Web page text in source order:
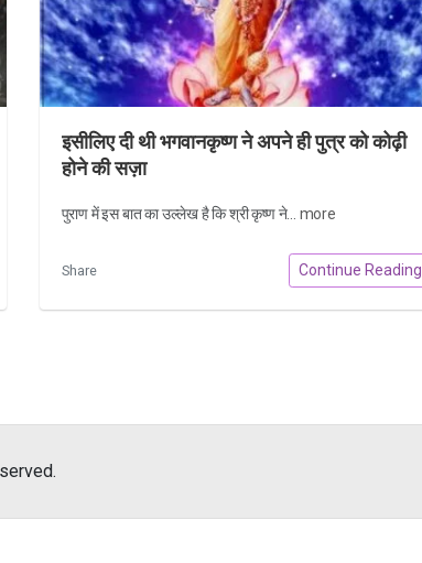
इसीलिए दी थी भगवानकृष्ण ने अपने ही पुत्र को कोढ़ी
होने की सज़ा
पुराण में इस बात का उल्लेख है कि श्री कृष्ण ने... more
Share Continue Reading